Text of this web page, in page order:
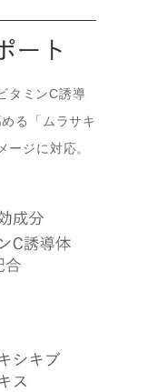
タミンC誘導
る「ムラサキ
ージに対応。